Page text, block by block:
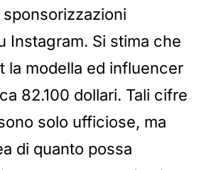
Instagram. Si stima che
la modella ed influencer
82.100 dollari. Tali cifre
solo ufficiose, ma
di quanto possa